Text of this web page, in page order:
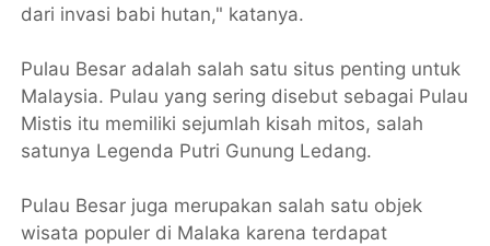
dari invasi babi hutan," katanya.
Pulau Besar adalah salah satu situs penting untuk
Malaysia. Pulau yang sering disebut sebagai Pulau
Mistis itu memiliki sejumlah kisah mitos, salah
satunya Legenda Putri Gunung Ledang.
Pulau Besar juga merupakan salah satu objek
wisata populer di Malaka karena terdapat